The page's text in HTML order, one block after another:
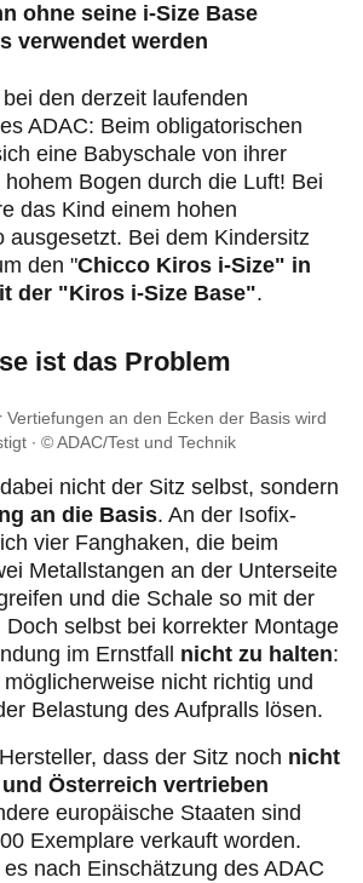
ohne seine i-Size Base
verwendet werden
den derzeit laufenden
ADAC: Beim obligatorischen
eine Babyschale von ihrer
Bogen durch die Luft! Bei
das Kind einem hohen
ausgesetzt. Bei dem Kindersitz
den "Chicco Kiros i-Size" in
der "Kiros i-Size Base".
ist das Problem
Vertiefungen an den Ecken der Basis wird
© ADAC/Test und Technik
nicht der Sitz selbst, sondern
an die Basis. An der Isofix-
vier Fanghaken, die beim
Metallstangen an der Unterseite
und die Schale so mit der
Doch selbst bei korrekter Montage
im Ernstfall nicht zu halten:
nicht richtig und
Belastung des Aufpralls lösen.
dass der Sitz noch nicht
Österreich vertrieben
europäische Staaten sind
Exemplare verkauft worden.
nach Einschätzung des ADAC